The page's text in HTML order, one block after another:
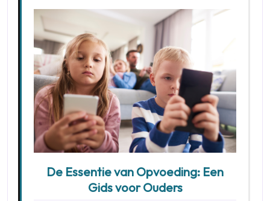
De Essentie van Opvoeding: Een
Gids voor Ouders